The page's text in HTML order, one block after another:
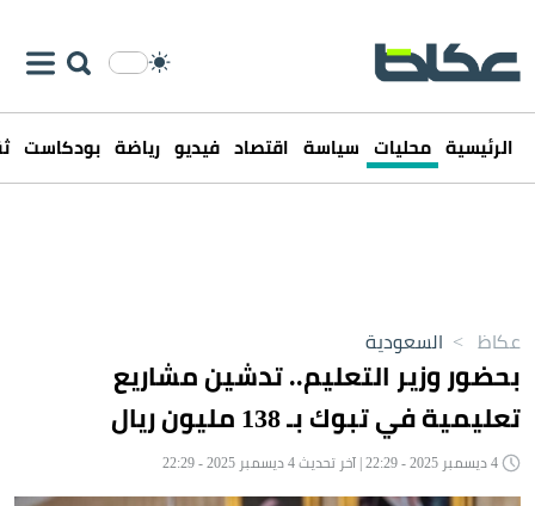
الرئيسية محليات سياسة اقتصاد فيديو رياضة بودكاست
عكاظ > السعودية
بحضور وزير التعليم.. تدشين مشاريع
تعليمية في تبوك بـ 138 مليون ريال